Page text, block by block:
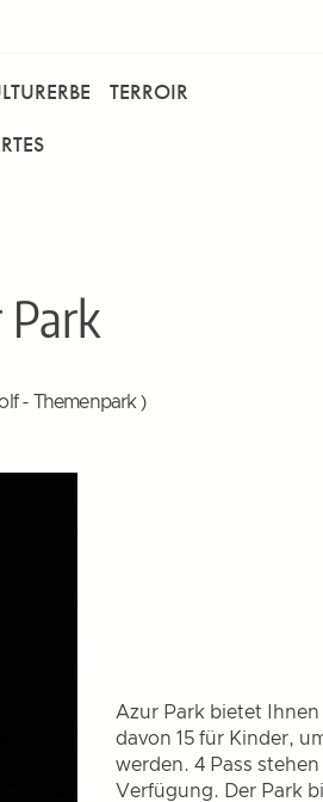
TERROIR
- Themenpark )
Azur Park bietet
davon 15 für Kinder,
werden. 4 Pass
Verfügung. Der Park